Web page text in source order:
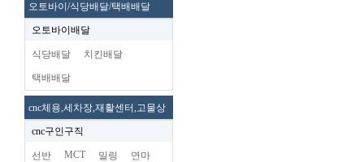
오토바이/식당배달/택배배달
오토바이배달
식당배달 치킨배달
택배배달
cnc체용,세차장,재활센터,고물상
cnc구인구직
선반 MCT 밀링 연마